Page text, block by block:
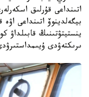
اتىنداعى قۇرلىق
بيگەلدينوۆ اتىنداعى
ينستيتۋتىنىڭ قابىلداۋ
ىرىكتەۋدى